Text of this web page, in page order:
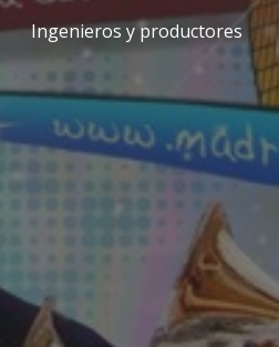
Skip to navigation
Ingenieros y productores